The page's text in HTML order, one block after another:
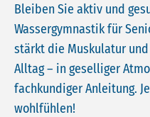
Bleiben Sie aktiv und
Wassergymnastik für
stärkt die Muskulatur
Alltag – in geselliger
fachkundiger Anleitung.
wohlfühlen!